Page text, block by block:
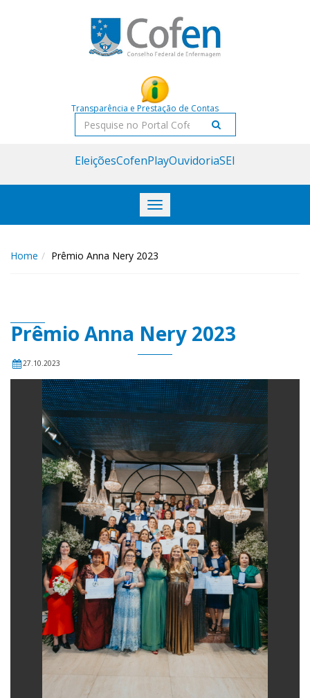
Transparência e Prestação de Contas
Pesquisar
EleiçõesCofenPlayOuvidoriaSEI
Toggle
navigation
Home Prêmio Anna Nery 2023
Prêmio Anna Nery 2023
27.10.2023